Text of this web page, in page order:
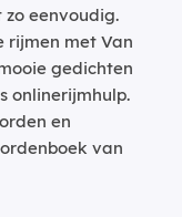
eenvoudig.
rijmen met Van
gedichten
onlinerijmhulp.
en
van